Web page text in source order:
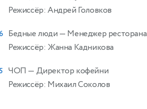
Режиссёр: Андрей Головков
Бедные люди — Менеджер ресторана
Режиссёр: Жанна Кадникова
ЧОП — Директор кофейни
Режиссёр: Михаил Соколов